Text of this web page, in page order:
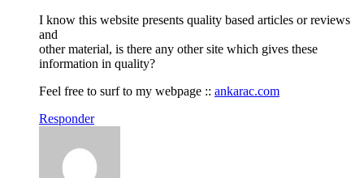
I know this website presents quality based articles or reviews
and
other material, is there any other site which gives these
information in quality?
Feel free to surf to my webpage :: ankarac.com
Responder